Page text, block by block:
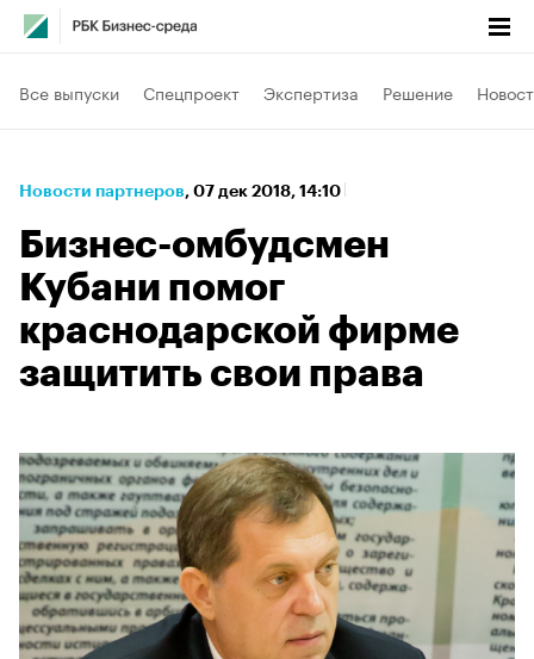
Все выпуски Спецпроект Экспертиза Решение
Новости партнеров⁠, 07 дек 2018, 14:10
Бизнес-омбудсмен
Кубани помог
краснодарской фирме
защитить свои права